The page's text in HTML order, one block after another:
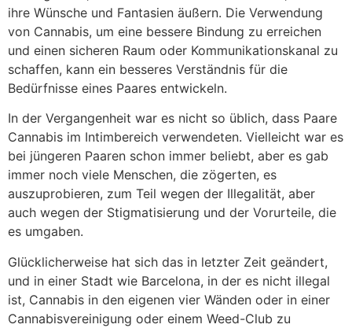
ihre Wünsche und Fantasien äußern. Die Verwendung
von Cannabis, um eine bessere Bindung zu erreichen
und einen sicheren Raum oder Kommunikationskanal zu
schaffen, kann ein besseres Verständnis für die
Bedürfnisse eines Paares entwickeln.
In der Vergangenheit war es nicht so üblich, dass Paare
Cannabis im Intimbereich verwendeten. Vielleicht war es
bei jüngeren Paaren schon immer beliebt, aber es gab
immer noch viele Menschen, die zögerten, es
auszuprobieren, zum Teil wegen der Illegalität, aber
auch wegen der Stigmatisierung und der Vorurteile, die
es umgaben.
Glücklicherweise hat sich das in letzter Zeit geändert,
und in einer Stadt wie Barcelona, in der es nicht illegal
ist, Cannabis in den eigenen vier Wänden oder in einer
Cannabisvereinigung oder einem Weed-Club zu